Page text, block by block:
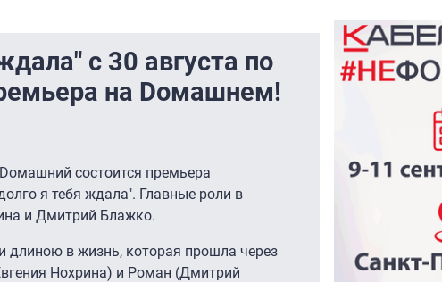
с 30 августа по
на Dомашнем!
состоится премьера
я тебя ждала". Главные роли в
и Дмитрий Блажко.
длиною в жизнь, которая прошла через
Нохрина) и Роман (Дмитрий